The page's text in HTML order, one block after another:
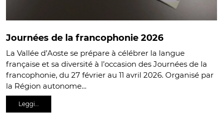
Journées de la francophonie 2026
La Vallée d’Aoste se prépare à célébrer la langue
française et sa diversité à l’occasion des Journées de la
francophonie, du 27 février au 11 avril 2026. Organisé par
la Région autonome…
Leggi…